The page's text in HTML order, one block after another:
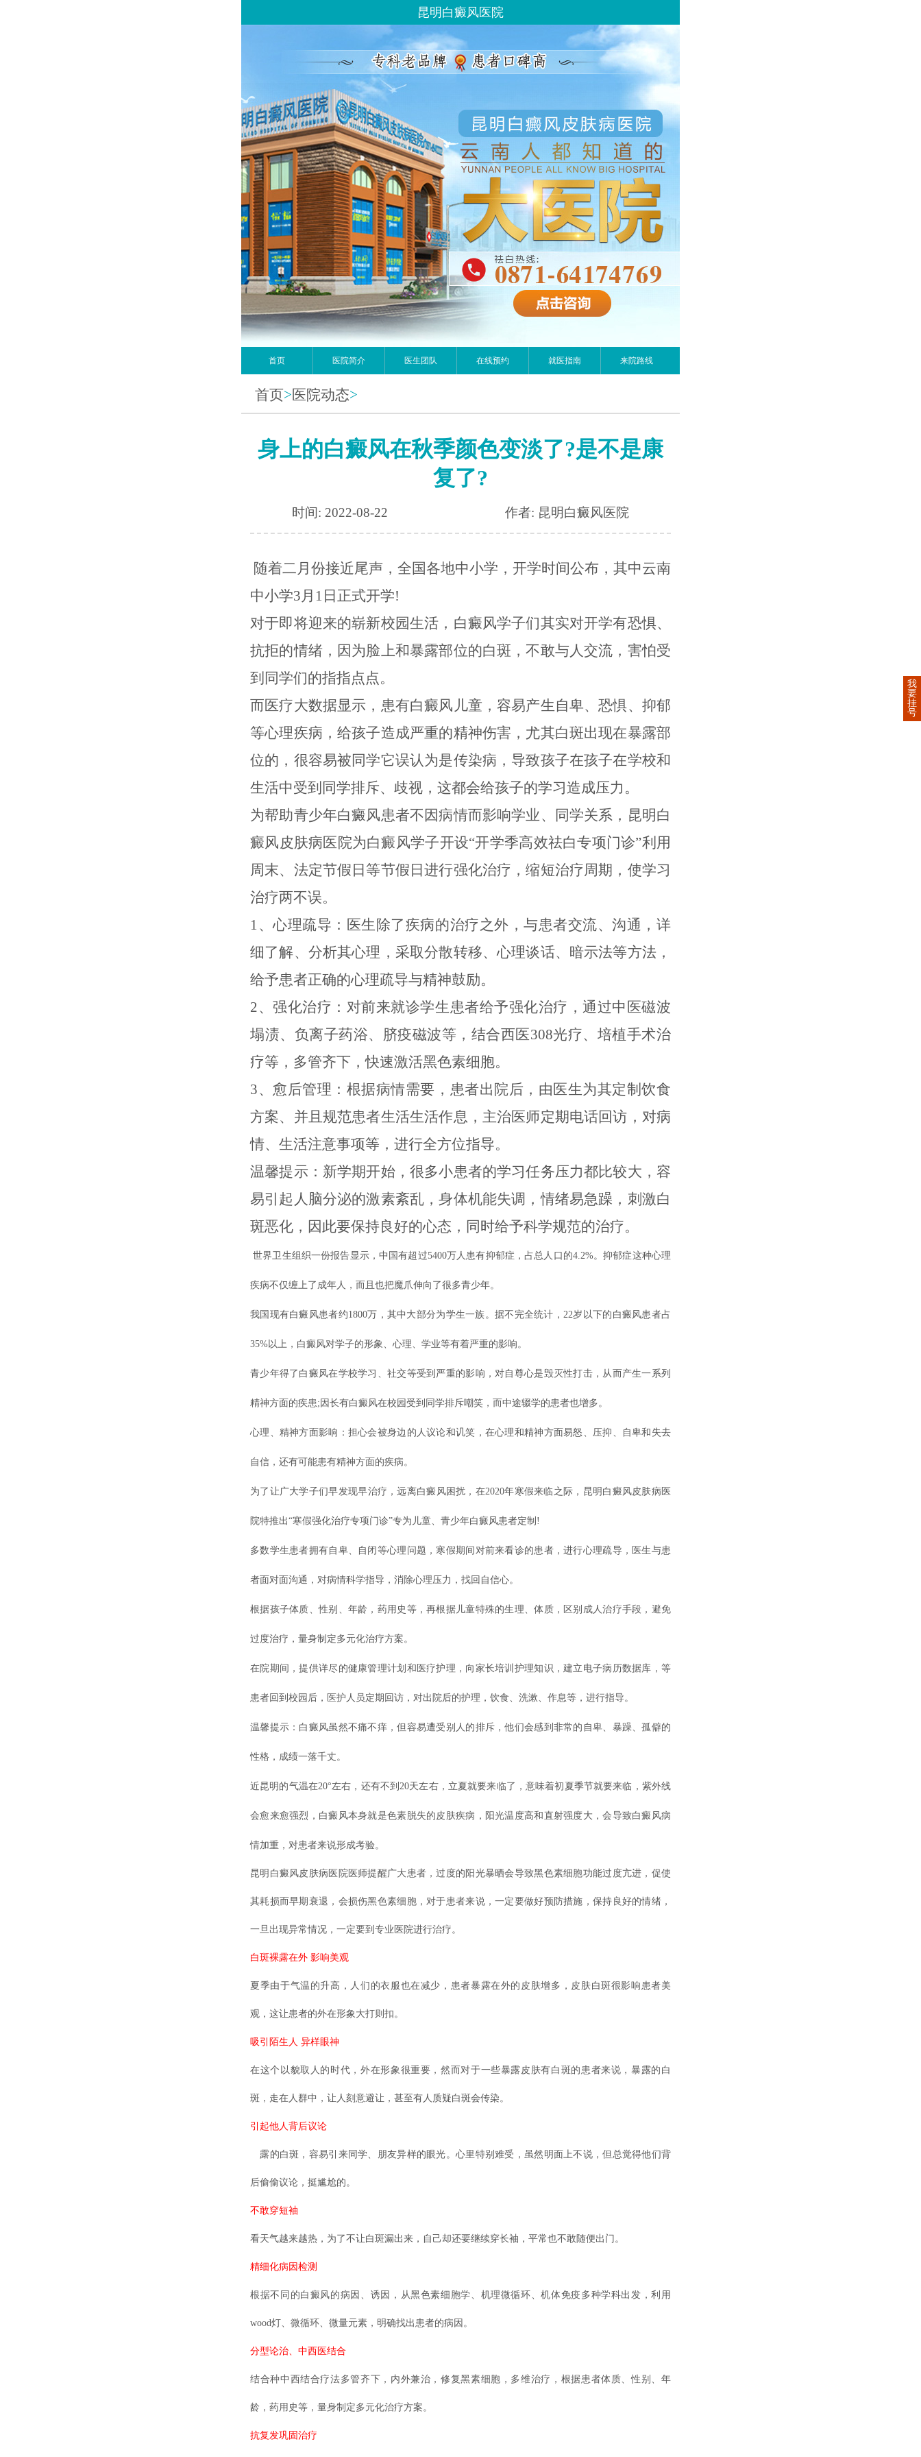
昆明白癜风医院
首页 医院简介 医生团队 在线预约 就医指南 来院路线
首页>医院动态>
身上的白癜风在秋季颜色变淡了?是不是康
复了?
时间: 2022-08-22 作者: 昆明白癜风医院
随着二月份接近尾声，全国各地中小学，开学时间公布，其中云南
中小学3月1日正式开学!
对于即将迎来的崭新校园生活，白癜风学子们其实对开学有恐惧、
抗拒的情绪，因为脸上和暴露部位的白斑，不敢与人交流，害怕受
到同学们的指指点点。
而医疗大数据显示，患有白癜风儿童，容易产生自卑、恐惧、抑郁
等心理疾病，给孩子造成严重的精神伤害，尤其白斑出现在暴露部
位的，很容易被同学它误认为是传染病，导致孩子在孩子在学校和
生活中受到同学排斥、歧视，这都会给孩子的学习造成压力。
为帮助青少年白癜风患者不因病情而影响学业、同学关系，昆明白
癜风皮肤病医院为白癜风学子开设“开学季高效祛白专项门诊”利用
周末、法定节假日等节假日进行强化治疗，缩短治疗周期，使学习
治疗两不误。
1、心理疏导：医生除了疾病的治疗之外，与患者交流、沟通，详
细了解、分析其心理，采取分散转移、心理谈话、暗示法等方法，
给予患者正确的心理疏导与精神鼓励。
2、强化治疗：对前来就诊学生患者给予强化治疗，通过中医磁波
塌渍、负离子药浴、脐疫磁波等，结合西医308光疗、培植手术治
疗等，多管齐下，快速激活黑色素细胞。
3、愈后管理：根据病情需要，患者出院后，由医生为其定制饮食
方案、并且规范患者生活生活作息，主治医师定期电话回访，对病
情、生活注意事项等，进行全方位指导。
温馨提示：新学期开始，很多小患者的学习任务压力都比较大，容
易引起人脑分泌的激素紊乱，身体机能失调，情绪易急躁，刺激白
斑恶化，因此要保持良好的心态，同时给予科学规范的治疗。
世界卫生组织一份报告显示，中国有超过5400万人患有抑郁症，占总人口的4.2%。抑郁症这种心理
疾病不仅缠上了成年人，而且也把魔爪伸向了很多青少年。
我国现有白癜风患者约1800万，其中大部分为学生一族。据不完全统计，22岁以下的白癜风患者占
35%以上，白癜风对学子的形象、心理、学业等有着严重的影响。
青少年得了白癜风在学校学习、社交等受到严重的影响，对自尊心是毁灭性打击，从而产生一系列
精神方面的疾患;因长有白癜风在校园受到同学排斥嘲笑，而中途辍学的患者也增多。
心理、精神方面影响：担心会被身边的人议论和讥笑，在心理和精神方面易怒、压抑、自卑和失去
自信，还有可能患有精神方面的疾病。
为了让广大学子们早发现早治疗，远离白癜风困扰，在2020年寒假来临之际，昆明白癜风皮肤病医
院特推出“寒假强化治疗专项门诊”专为儿童、青少年白癜风患者定制!
多数学生患者拥有自卑、自闭等心理问题，寒假期间对前来看诊的患者，进行心理疏导，医生与患
者面对面沟通，对病情科学指导，消除心理压力，找回自信心。
根据孩子体质、性别、年龄，药用史等，再根据儿童特殊的生理、体质，区别成人治疗手段，避免
过度治疗，量身制定多元化治疗方案。
在院期间，提供详尽的健康管理计划和医疗护理，向家长培训护理知识，建立电子病历数据库，等
患者回到校园后，医护人员定期回访，对出院后的护理，饮食、洗漱、作息等，进行指导。
温馨提示：白癜风虽然不痛不痒，但容易遭受别人的排斥，他们会感到非常的自卑、暴躁、孤僻的
性格，成绩一落千丈。
近昆明的气温在20°左右，还有不到20天左右，立夏就要来临了，意味着初夏季节就要来临，紫外线
会愈来愈强烈，白癜风本身就是色素脱失的皮肤疾病，阳光温度高和直射强度大，会导致白癜风病
情加重，对患者来说形成考验。
昆明白癜风皮肤病医院医师提醒广大患者，过度的阳光暴晒会导致黑色素细胞功能过度亢进，促使
其耗损而早期衰退，会损伤黑色素细胞，对于患者来说，一定要做好预防措施，保持良好的情绪，
一旦出现异常情况，一定要到专业医院进行治疗。
白斑裸露在外 影响美观
夏季由于气温的升高，人们的衣服也在减少，患者暴露在外的皮肤增多，皮肤白斑很影响患者美
观，这让患者的外在形象大打则扣。
吸引陌生人 异样眼神
在这个以貌取人的时代，外在形象很重要，然而对于一些暴露皮肤有白斑的患者来说，暴露的白
斑，走在人群中，让人刻意避让，甚至有人质疑白斑会传染。
引起他人背后议论
露的白斑，容易引来同学、朋友异样的眼光。心里特别难受，虽然明面上不说，但总觉得他们背
后偷偷议论，挺尴尬的。
不敢穿短袖
看天气越来越热，为了不让白斑漏出来，自己却还要继续穿长袖，平常也不敢随便出门。
精细化病因检测
根据不同的白癜风的病因、诱因，从黑色素细胞学、机理微循环、机体免疫多种学科出发，利用
wood灯、微循环、微量元素，明确找出患者的病因。
分型论治、中西医结合
结合种中西结合疗法多管齐下，内外兼治，修复黑素细胞，多维治疗，根据患者体质、性别、年
龄，药用史等，量身制定多元化治疗方案。
抗复发巩固治疗
我
要
挂
号